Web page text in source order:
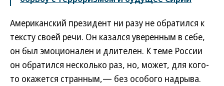
Американский президент ни разу не обратился к
тексту своей речи. Он казался уверенным в себе,
он был эмоционален и длителен. К теме России
он обратился несколько раз, но, может, для кого-
то окажется странным,— без особого надрыва.